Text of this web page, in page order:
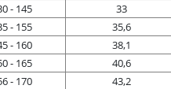
- 145
33
- 155
35,6
- 160
38,1
- 165
40,6
- 170
43,2